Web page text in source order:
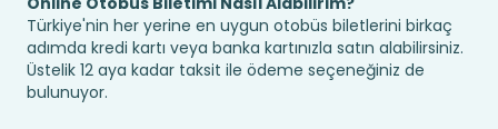
Türkiye'nin her yerine en uygun otobüs biletlerini birkaç
adımda kredi kartı veya banka kartınızla satın alabilirsiniz.
Üstelik 12 aya kadar taksit ile ödeme seçeneğiniz de
bulunuyor.